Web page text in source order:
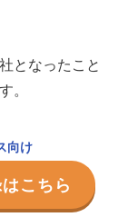
となったこと
。
向け
こちら